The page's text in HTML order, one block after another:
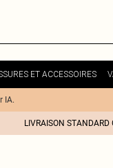
ET ACCESSOIRES
IA.
LIVRAISON STANDARD